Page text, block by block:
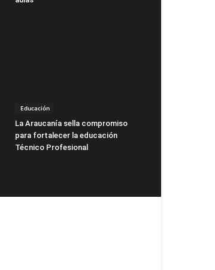
Educación
La Araucanía sella compromiso
para fortalecer la educación
Técnico Profesional